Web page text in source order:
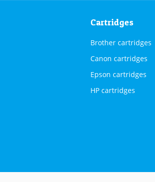
Cartridges
Brother cartridges
Canon cartridges
Epson cartridges
HP cartridges